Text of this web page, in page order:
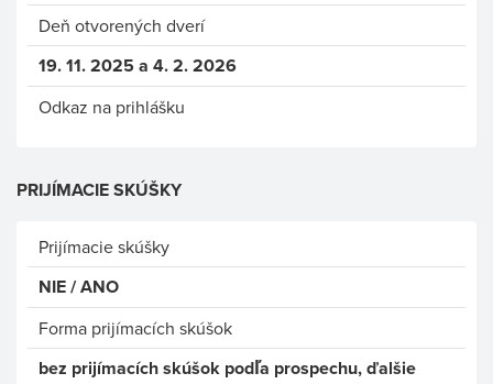
Deň otvorených dverí
19. 11. 2025 a 4. 2. 2026
Odkaz na prihlášku
PRIJÍMACIE SKÚŠKY
Prijímacie skúšky
NIE / ANO
Forma prijímacích skúšok
bez prijímacích skúšok podľa prospechu, ďalšie